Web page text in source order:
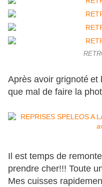
Après avoir grignoté et
que mal de faire la
Il est temps de
prendre cher!!! Toute
Mes cuisses